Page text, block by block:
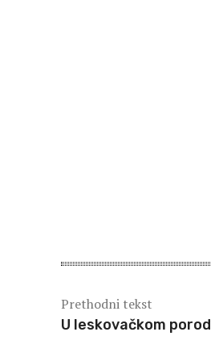
Prethodni tekst
U leskovačkom